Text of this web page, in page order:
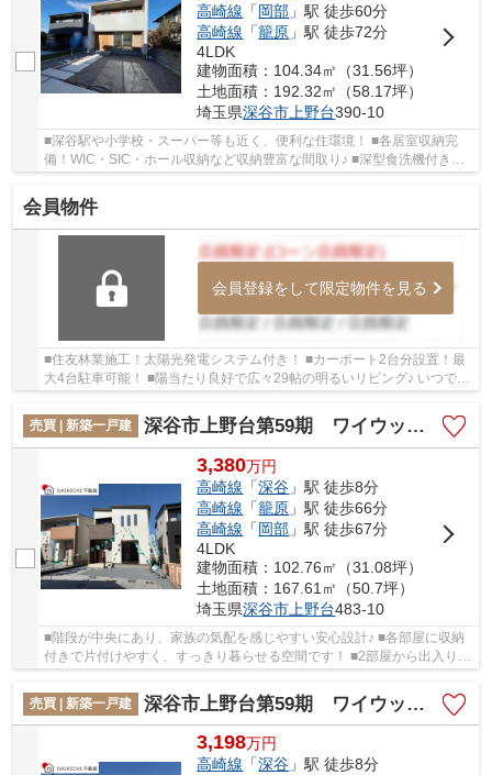
高崎線 「岡部 」駅 徒歩60分
高崎線 「籠原 」駅 徒歩72分
4LDK
建物面積：104.34㎡（31.56坪）
土地面積：192.32㎡（58.17坪）
埼玉県深谷市 上野台390-10
■深谷駅や小学校・スーパー等も近く、便利な住環境！ ■各居室収納完
備！WIC・SIC・ホール収納など収納豊富な間取り♪ ■深型食洗機付きキ
会員物件
会員登録をして限定物件を見る
■住友林業施工！太陽光発電システム付き！ ■カーポート2台分設置！最
大4台駐車可能！ ■陽当たり良好で広々29帖の明るいリビング♪ いつでも
お気軽にお声がけください♪ 駅からの送迎が...
売買 | 新築一戸建
深谷市上野台第59期 ワイウッドコート 新築戸建 全3区画 2号棟
3,380万円
高崎線 「深谷 」駅 徒歩8分
高崎線 「籠原 」駅 徒歩66分
高崎線 「岡部 」駅 徒歩67分
4LDK
建物面積：102.76㎡（31.08坪）
土地面積：167.61㎡（50.7坪）
埼玉県深谷市 上野台483-10
■階段が中央にあり、家族の気配を感じやすい安心設計♪ ■各部屋に収納
付きで片付けやすく、すっきり暮らせる空間です！ ■2部屋から出入り可
能なバルコニーでお布団も干しやすいですね！...
売買 | 新築一戸建
深谷市上野台第59期 ワイウッドコート 新築戸建 全3区画 1号棟
3,198万円
高崎線 「深谷 」駅 徒歩8分